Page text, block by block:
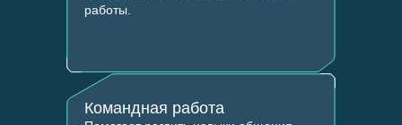
работы.
Командная работа